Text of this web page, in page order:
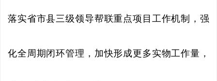
落实省市县三级领导帮联重点项目工作机制，强
化全周期闭环管理，加快形成更多实物工作量，